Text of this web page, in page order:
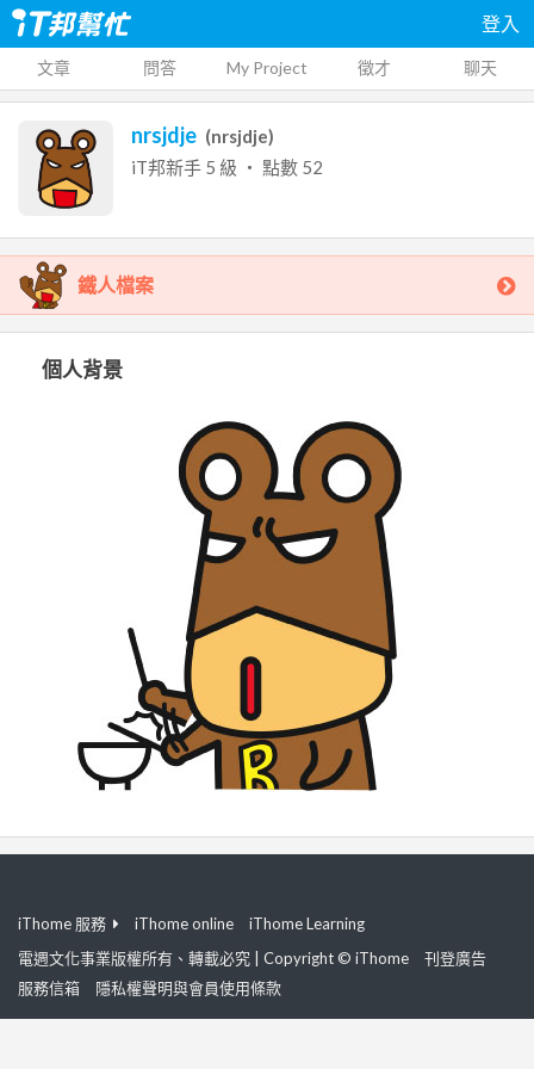
登入
文章 問答 My Project 徵才 聊天
nrsjdje (nrsjdje)
iT邦新手 5 級 ‧ 點數 52
鐵人檔案
個人背景
iThome 服務 iThome online
iThome Learning
電週文化事業版權所有、轉載必究 | Copyright © iThome
刊登廣告
服務信箱
隱私權聲明與會員使用條款